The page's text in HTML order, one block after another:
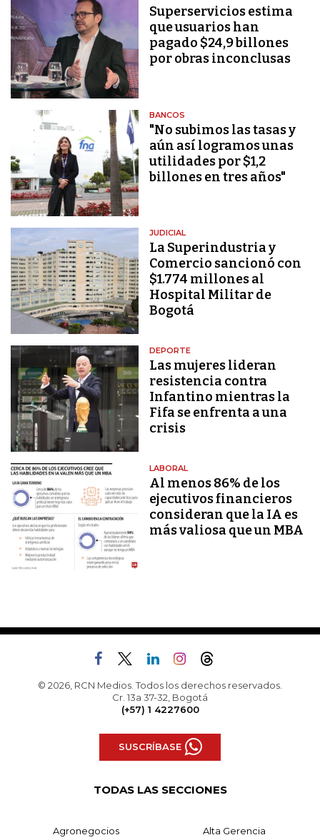
Superservicios estima
que usuarios han
pagado $24,9 billones
por obras inconclusas
BANCOS
"No subimos las tasas y
aún así logramos unas
utilidades por $1,2
billones en tres años"
JUDICIAL
La Superindustria y
Comercio sancionó con
$1.774 millones al
Hospital Militar de
Bogotá
DEPORTE
Las mujeres lideran
resistencia contra
Infantino mientras la
Fifa se enfrenta a una
crisis
LABORAL
Al menos 86% de los
ejecutivos financieros
consideran que la IA es
más valiosa que un MBA
© 2026, RCN Medios. Todos los derechos reservados.
Cr. 13a 37-32, Bogotá
(+57) 1 4227600
SUSCRÍBASE
TODAS LAS SECCIONES
Agronegocios Alta Gerencia